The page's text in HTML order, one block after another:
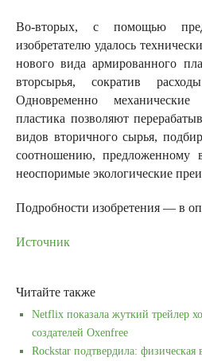
Во-вторых, с помощью
изобретателю удалось
нового вида армированного
вторсырья, сократив
Одновременно механические
пластика позволяют
видов вторичного сырья,
соотношению, предложенному
неоспоримые экологические
Подробности изобретения — в
Источник
Читайте также
Netflix показала жуткий трейлер
создателей Oxenfree
Rockstar подтвердила: физическая